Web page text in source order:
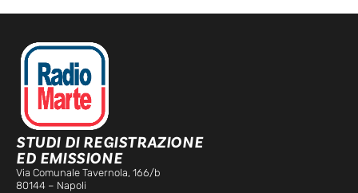
STUDI DI REGISTRAZIONE
ED EMISSIONE
Via Comunale Tavernola, 166/b
80144 – Napoli